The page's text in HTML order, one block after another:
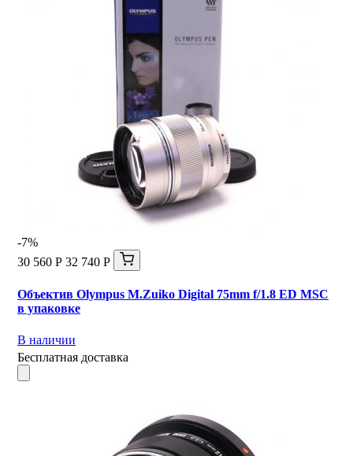
-7%
30 560 Р 32 740 Р
Объектив Olympus M.Zuiko Digital 75mm f/1.8 ED MSC
в упаковке
В наличии
Бесплатная доставка